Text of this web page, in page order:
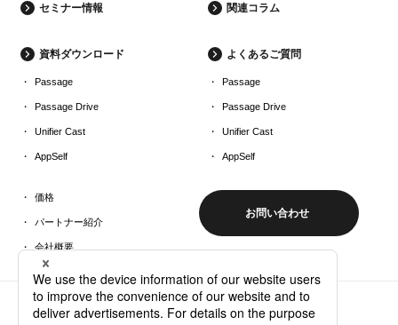
セミナー情報 関連コラム
資料ダウンロード
Passage
Passage Drive
Unifier Cast
AppSelf
よくあるご質問
Passage
Passage Drive
Unifier Cast
AppSelf
お問い合わせ
価格
パートナー紹介
会社概要
Copyright ©Yokogawa Rental & Lease Corporation All Rights Reserved.